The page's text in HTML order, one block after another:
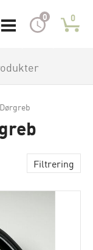
0 0
Filtrering